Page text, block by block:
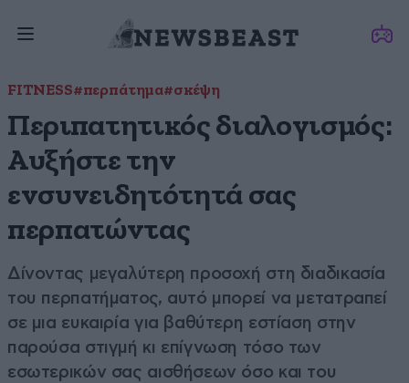
FITNESS#περπάτημα#σκέψη
Περιπατητικός διαλογισμός:
Αυξήστε την
ενσυνειδητότητά σας
περπατώντας
Δίνοντας μεγαλύτερη προσοχή στη διαδικασία
του περπατήματος, αυτό μπορεί να μετατραπεί
σε μια ευκαιρία για βαθύτερη εστίαση στην
παρούσα στιγμή κι επίγνωση τόσο των
εσωτερικών σας αισθήσεων όσο και του